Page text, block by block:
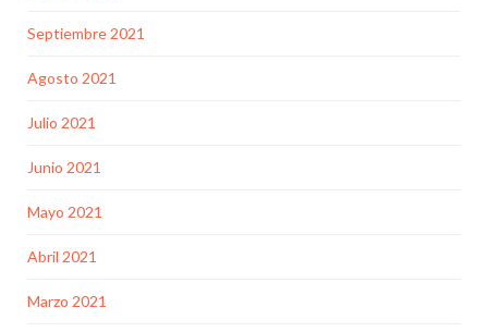
Septiembre 2021
Agosto 2021
Julio 2021
Junio 2021
Mayo 2021
Abril 2021
Marzo 2021